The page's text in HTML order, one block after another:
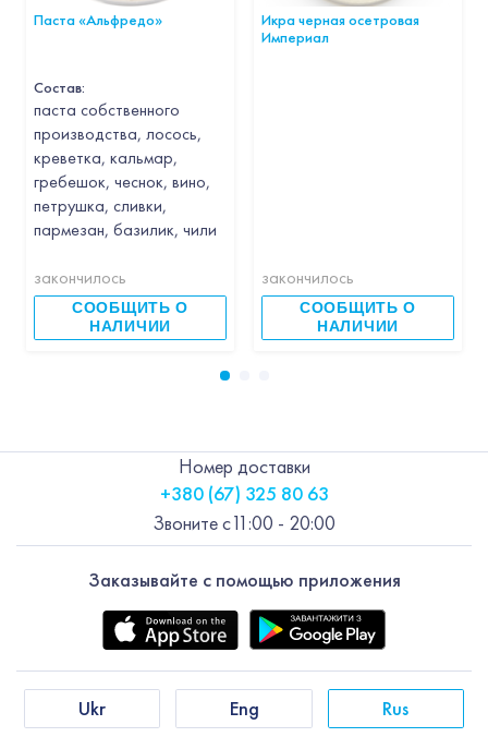
Паста «Альфредо»
Состав:
паста собственного
производства, лосось,
креветка, кальмар,
гребешок, чеснок, вино,
петрушка, сливки,
пармезан, базилик, чили
закончилось
СООБЩИТЬ О
НАЛИЧИИ
Икра черная осетровая
Империал
закончилось
СООБЩИТЬ О
НАЛИЧИИ
Заказывайте с помощью приложения
Ukr Eng Rus
Номер доставки
+380 (67) 325 80 63
Звоните с11:00 - 20:00